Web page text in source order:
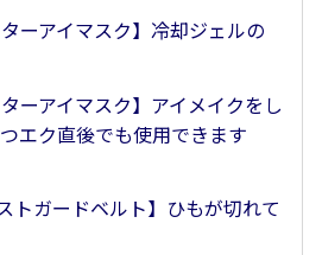
ターアイマスク】冷却ジェルの
ターアイマスク】アイメイクをし
エク直後でも使用できます
トガードベルト】ひもが切れて